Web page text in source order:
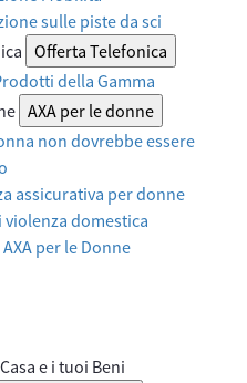
sulle piste da sci
Offerta Telefonica
della Gamma
AXA per le donne
non dovrebbe essere
assicurativa per donne
domestica
per le Donne
e i tuoi Beni